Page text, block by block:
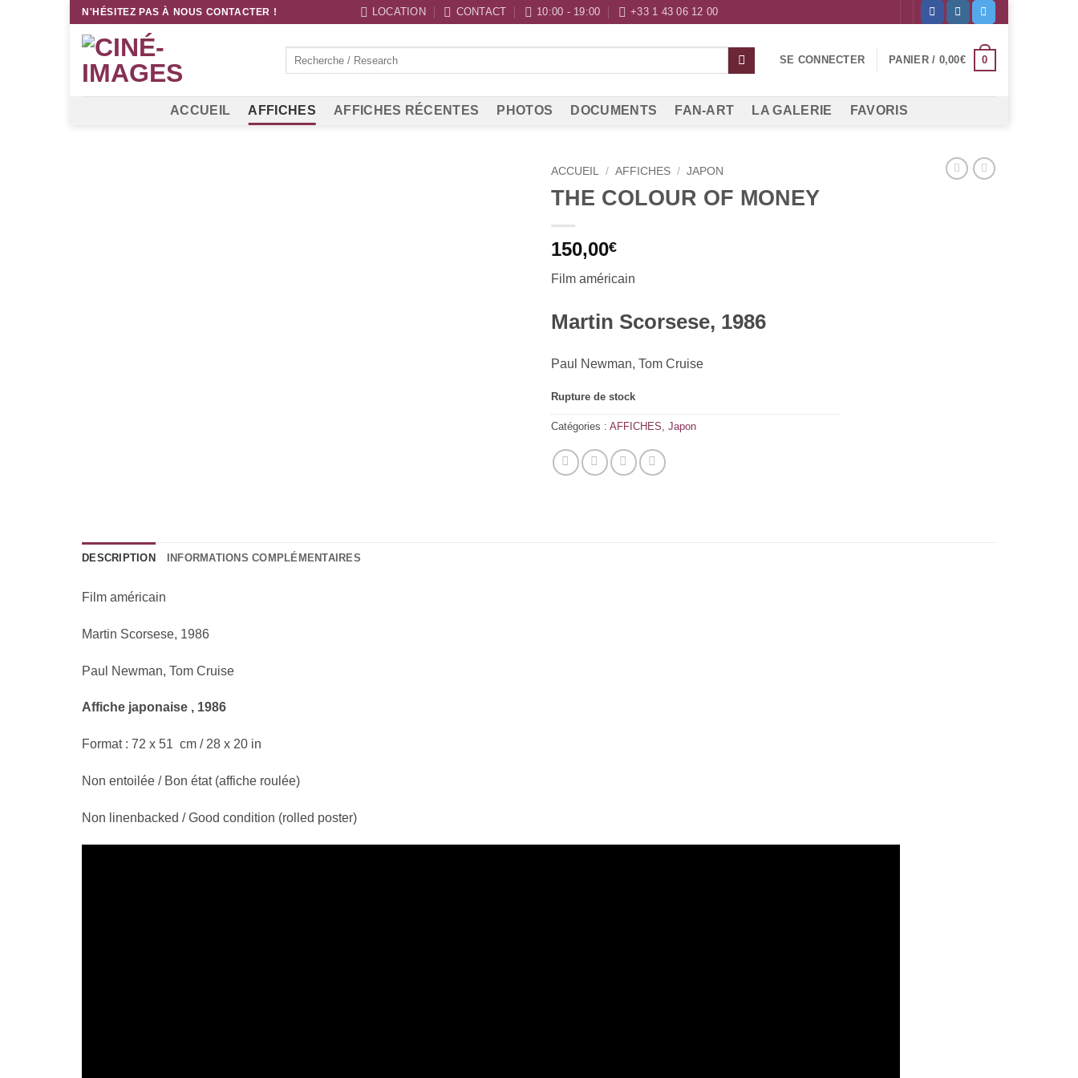
Passer
contenu
N'HÉSITEZ PAS À NOUS CONTACTER ! LOCATION CONTACT 10:00 - 19:00 +33 1 43 06 12 00
SE CONNECTER PANIER / 0,00€ 0
ACCUEIL AFFICHES AFFICHES RÉCENTES PHOTOS DOCUMENTS FAN-ART LA GALERIE FAVORIS
ACCUEIL / AFFICHES / JAPON
THE COLOUR OF MONEY
150,00€
Film américain
Martin Scorsese, 1986
Paul Newman, Tom Cruise
Rupture de stock
Catégories : AFFICHES Japon
DESCRIPTION INFORMATIONS COMPLÉMENTAIRES
Film américain
Martin Scorsese, 1986
Paul Newman, Tom Cruise
Affiche japonaise , 1986
Format : 72 x 51 cm / 28 x 20 in
Non entoilée / Bon état (affiche roulée)
Non linenbacked / Good condition (rolled poster)